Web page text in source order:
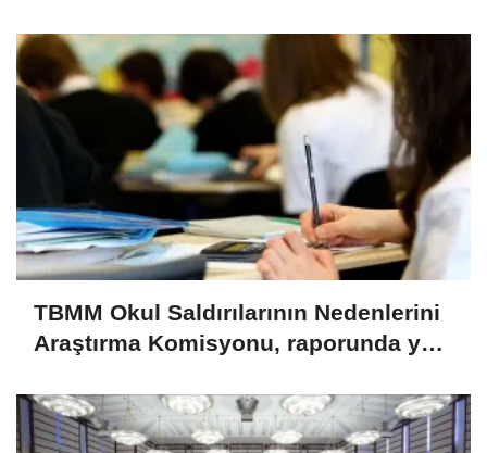
TBMM Okul Saldırılarının Nedenlerini
Araştırma Komisyonu, raporunda yer